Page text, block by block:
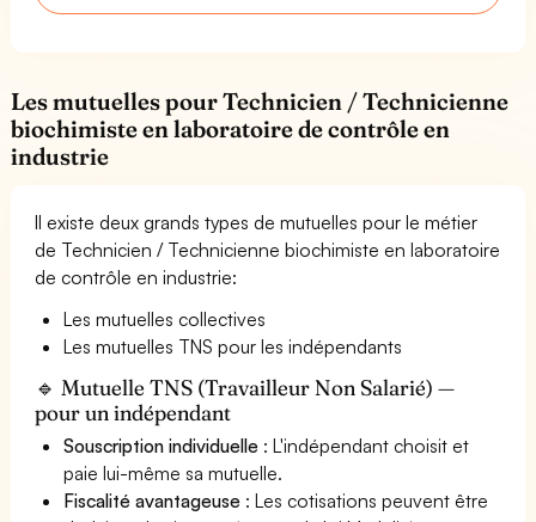
Les mutuelles pour Technicien / Technicienne
biochimiste en laboratoire de contrôle en
industrie
Il existe deux grands types de mutuelles pour le métier
de Technicien / Technicienne biochimiste en laboratoire
de contrôle en industrie:
Les mutuelles collectives
Les mutuelles TNS pour les indépendants
🔹 Mutuelle TNS (Travailleur Non Salarié) —
pour un indépendant
Souscription individuelle : L'indépendant choisit et
paie lui-même sa mutuelle.
Fiscalité avantageuse : Les cotisations peuvent être